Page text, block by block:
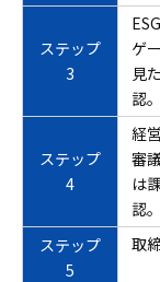
ステップ
3
ゲ
見
認。
ステップ
4
経
審
は
認。
ステップ
5
取